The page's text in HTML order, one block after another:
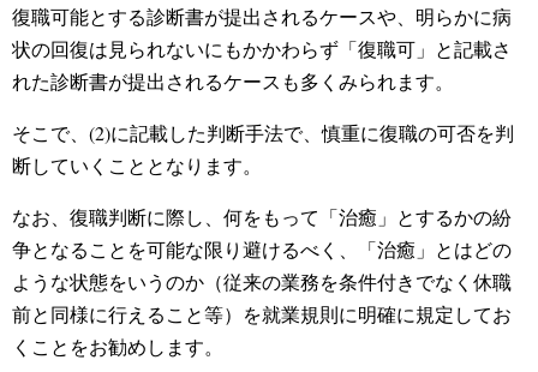
復職可能とする診断書が提出されるケースや、明らかに病
状の回復は見られないにもかかわらず「復職可」と記載さ
れた診断書が提出されるケースも多くみられます。
そこで、(2)に記載した判断手法で、慎重に復職の可否を判
断していくこととなります。
なお、復職判断に際し、何をもって「治癒」とするかの紛
争となることを可能な限り避けるべく、「治癒」とはどの
ような状態をいうのか（従来の業務を条件付きでなく休職
前と同様に行えること等）を就業規則に明確に規定してお
くことをお勧めします。